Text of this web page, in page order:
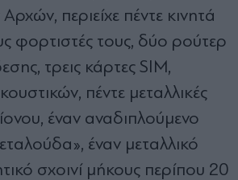
περιείχε πέντε κινητά
φορτιστές τους, δύο ρούτερ
τρεις κάρτες SIM,
πέντε μεταλλικές
έναν αναδιπλούμενο
έναν μεταλλικό
σχοινί μήκους περίπου 20